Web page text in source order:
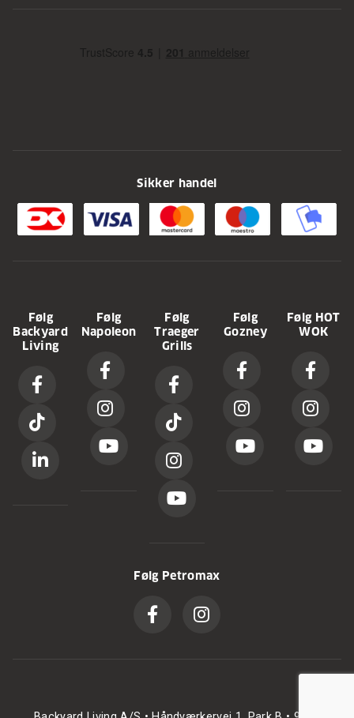
Sikker handel
Følg
Backyard
Living
Følg
Napoleon
Følg
Traeger
Grills
Følg
Gozney
Følg HOT
WOK
Følg Petromax